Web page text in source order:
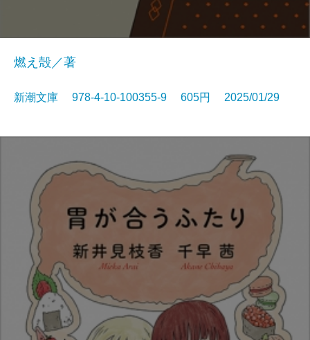
燃え殻／著
新潮文庫 978-4-10-100355-9 605円 2025/01/29